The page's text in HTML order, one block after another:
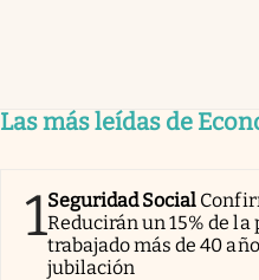
Las más leídas de
1Seguridad Social
Reducirán un 15% de
trabajado más de 40
jubilación